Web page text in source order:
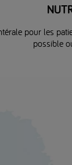
pour les
possible